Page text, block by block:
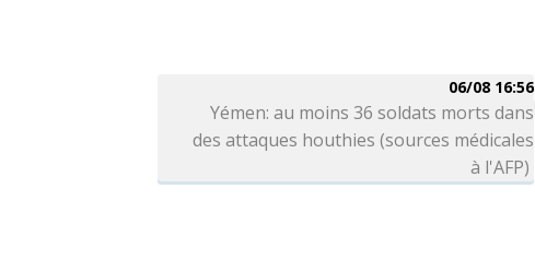
06/08 16:56
Yémen: au moins 36 soldats morts dans
des attaques houthies (sources médicales
à l'AFP)